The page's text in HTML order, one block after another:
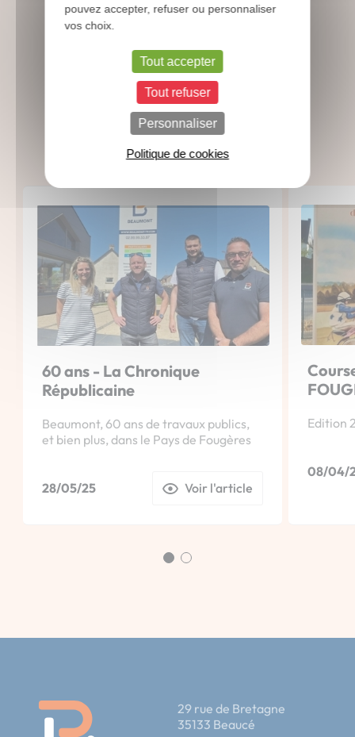
Beaumont
Présence sur les salons, événements
sportifs, vie de l’entreprise... Retrouvez
nos dernières infos !
Toutes les actus
60 ans - La Chronique
Républicaine
Beaumont, 60 ans de travaux publics,
et bien plus, dans le Pays de Fougères
28/05/25 Voir l'article
Edition
08/04/
29 rue de Bretagne
35133 Beaucé
pouvez accepter, refuser ou personnaliser
vos choix.
Tout accepter
Tout refuser
Personnaliser
Politique de cookies